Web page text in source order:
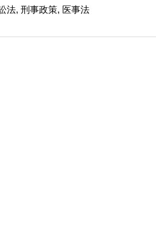
法, 刑事政策, 医事法